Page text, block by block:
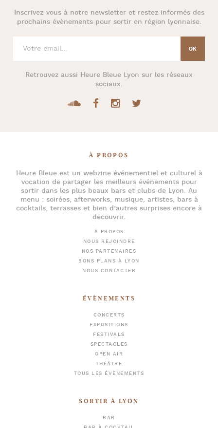
Inscrivez-vous à notre newsletter et restez informés des
prochains évènements pour sortir en région lyonnaise.
Retrouvez aussi Heure Bleue Lyon sur les réseaux
sociaux.
À PROPOS
Heure Bleueest un webzine événementiel et culturel à
vocation de partager les meilleurs événements pour
sortir dans les plus beaux bars et clubs de Lyon. Au
menu : soirées, afterworks, musique, artistes, bars à
cocktails, terrasses et bien d’autres surprises encore à
découvrir.
À PROPOS
NOUS REJOINDRE
NOS PARTENAIRES
BONS PLANS À LYON
NOUS CONTACTER
ÉVÈNEMENTS
CONCERTS
EXPOSITIONS
FESTIVALS
SPECTACLES
OPEN AIR
THÉÂTRE
TOUS LES ÉVÈNEMENTS
SORTIR À LYON
BAR